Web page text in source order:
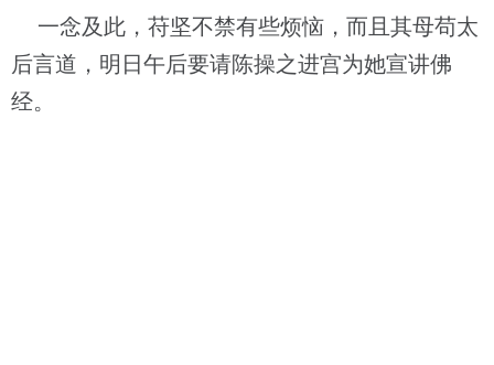
一念及此，苻坚不禁有些烦恼，而且其母苟太
后言道，明日午后要请陈操之进宫为她宣讲佛
经。